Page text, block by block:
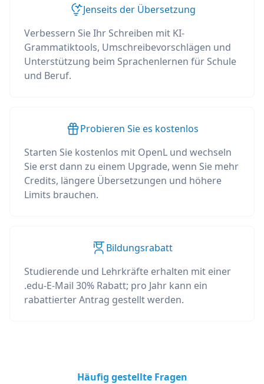
Jenseits der Übersetzung
Verbessern Sie Ihr Schreiben mit KI-
Grammatiktools, Umschreibevorschlägen und
Unterstützung beim Sprachenlernen für Schule
und Beruf.
Probieren Sie es kostenlos
Starten Sie kostenlos mit OpenL und wechseln
Sie erst dann zu einem Upgrade, wenn Sie mehr
Credits, längere Übersetzungen und höhere
Limits brauchen.
Bildungsrabatt
Studierende und Lehrkräfte erhalten mit einer
.edu-E-Mail 30% Rabatt; pro Jahr kann ein
rabattierter Antrag gestellt werden.
Häufig gestellte Fragen